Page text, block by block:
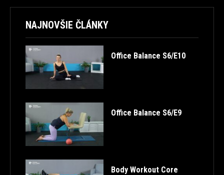
NAJNOVŠIE ČLÁNKY
Office Balance S6/E10
Office Balance S6/E9
Body Workout Core